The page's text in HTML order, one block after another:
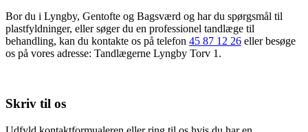
Bor du i Lyngby, Gentofte og Bagsværd og har du spørgsmål til
plastfyldninger, eller søger du en professionel tandlæge til
behandling, kan du kontakte os på telefon 45 87 12 26 eller besøge
os på vores adresse: Tandlægerne Lyngby Torv 1.
Skriv til os